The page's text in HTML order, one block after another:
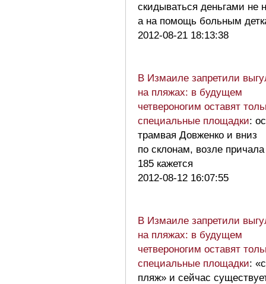
скидываться деньгами не
а на помощь больным
2012-08-21 18:13:38
В Измаиле запретили
на пляжах: в будущем
четвероногим оставят
специальные площадки:
трамвая Довженко и вниз
по склонам, возле причала
185 кажется
2012-08-12 16:07:55
В Измаиле запретили
на пляжах: в будущем
четвероногим оставят
специальные площадки:
пляж» и сейчас